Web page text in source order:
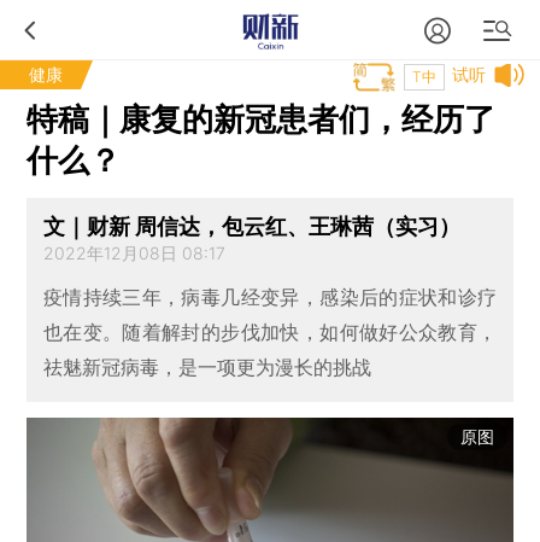
健康 试听
T中
特稿｜康复的新冠患者们，经历了
什么？
文｜财新 周信达，包云红、王琳茜（实习）
2022年12月08日 08:17
疫情持续三年，病毒几经变异，感染后的症状和诊疗
也在变。随着解封的步伐加快，如何做好公众教育，
祛魅新冠病毒，是一项更为漫长的挑战
原图